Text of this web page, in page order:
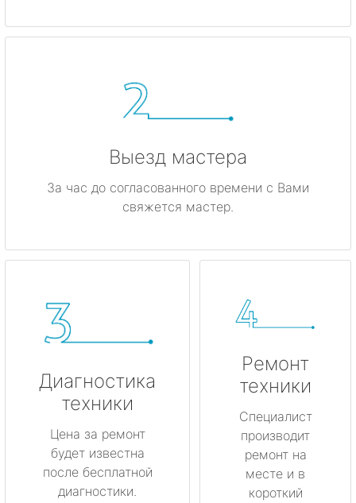
Выезд мастера
За час до согласованного времени с Вами
свяжется мастер.
Диагностика
техники
Цена за ремонт
будет известна
после бесплатной
диагностики.
Ремонт
техники
Специалист
производит
ремонт на
месте и в
короткий